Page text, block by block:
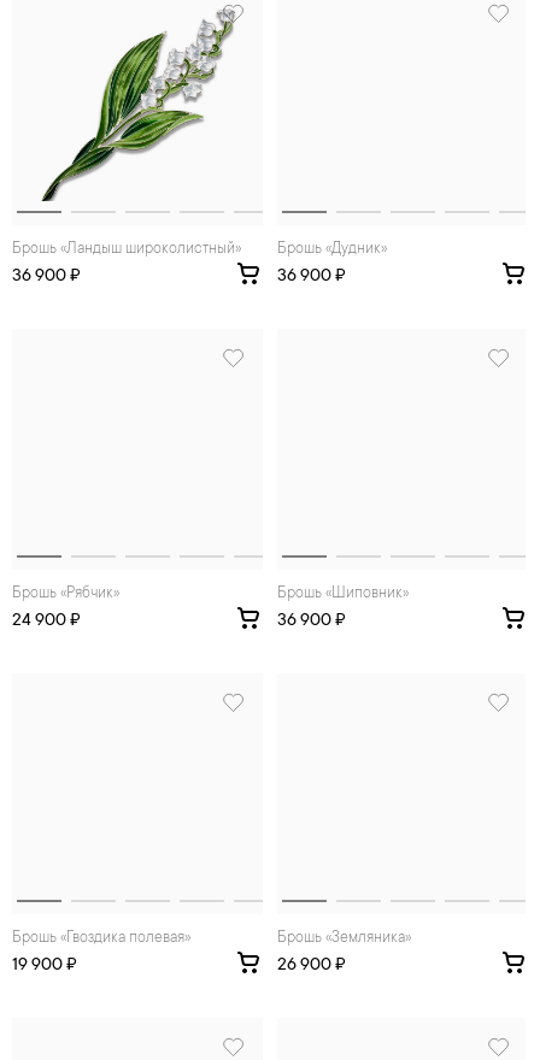
Брошь «Ландыш широколистный»
36 900 ₽
Брошь «Дудник»
36 900 ₽
Брошь «Рябчик»
24 900 ₽
Брошь «Шиповник»
36 900 ₽
Брошь «Гвоздика полевая»
19 900 ₽
Брошь «Земляника»
26 900 ₽